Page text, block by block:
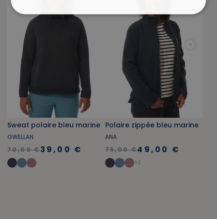
Sweat polaire bleu marine
GWELLAN
70,00 €39,00 €
Polaire zippée bleu marine
ANA
75,00 €49,00 €
+2